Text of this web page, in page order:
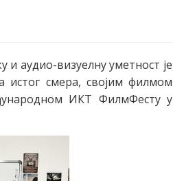
аудио-визуелну уметност је
смера, својим филмом
ИКТ ФилмФесту у